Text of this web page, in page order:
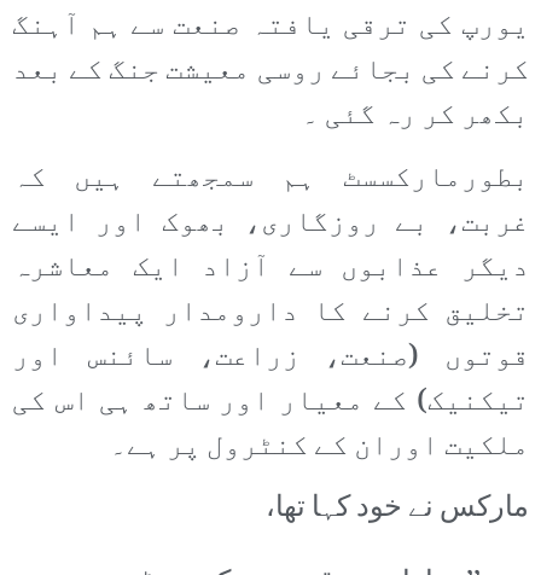
یورپ کی ترقی یافتہ صنعت سے ہم آہنگ
کرنے کی بجائے روسی معیشت جنگ کے بعد
بکھر کر رہ گئی ۔
بطورمارکسسٹ ہم سمجھتے ہیں کہ
غربت، بے روزگاری، بھوک اور ایسے
دیگر عذابوں سے آزاد ایک معاشرہ
تخلیق کرنے کا دارومدار پیداواری
قوتوں (صنعت، زراعت، سائنس اور
تیکنیک) کے معیار اور ساتھ ہی اس کی
ملکیت اوران کے کنٹرول پر ہے۔
مارکس نے خود کہا تھا،